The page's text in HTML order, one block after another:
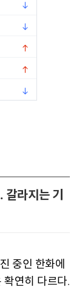
라지는 기
중인 한화에
확연히 다르다.